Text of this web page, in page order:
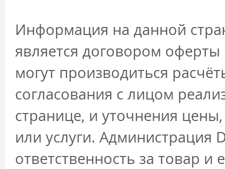
Информация на данной
является договором
могут производиться
согласования с лицом
странице, и уточнения
или услуги. Администрация
ответственность за товар и